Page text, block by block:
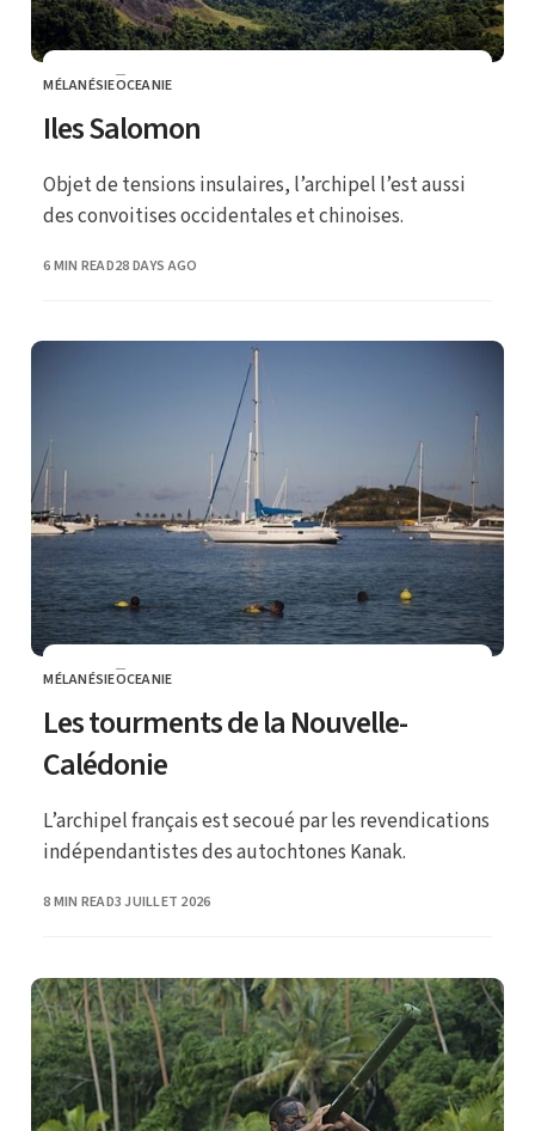
CATEGORY
MÉLANÉSIEOCEANIE
Iles Salomon
Objet de tensions insulaires, l’archipel l’est aussi
des convoitises occidentales et chinoises.
6 MIN READPUBLISHED
28 DAYS AGO
CATEGORY
MÉLANÉSIEOCEANIE
Les tourments de la Nouvelle-
Calédonie
L’archipel français est secoué par les revendications
indépendantistes des autochtones Kanak.
8 MIN READPUBLISHED
3 JUILLET 2026